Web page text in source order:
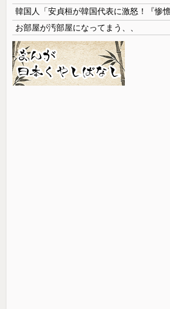
お部屋が汚部屋になってまう、、